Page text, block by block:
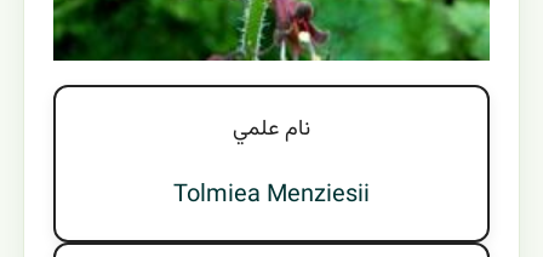
نام علمي
Tolmiea Menziesii